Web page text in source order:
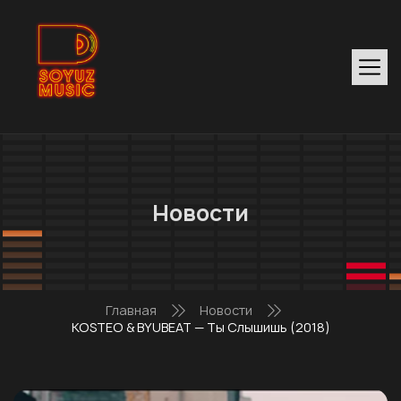
Новости
Главная
Новости
KOSTEO & BYUBEAT — Ты Слышишь (2018)